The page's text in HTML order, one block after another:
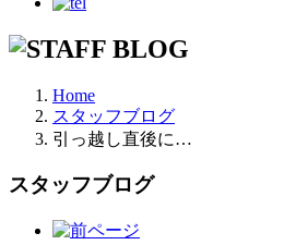
Home
スタッフブログ
引っ越し直後に…
スタッフブログ